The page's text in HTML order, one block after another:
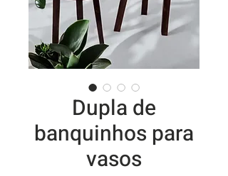
Dupla de
banquinhos para
vasos